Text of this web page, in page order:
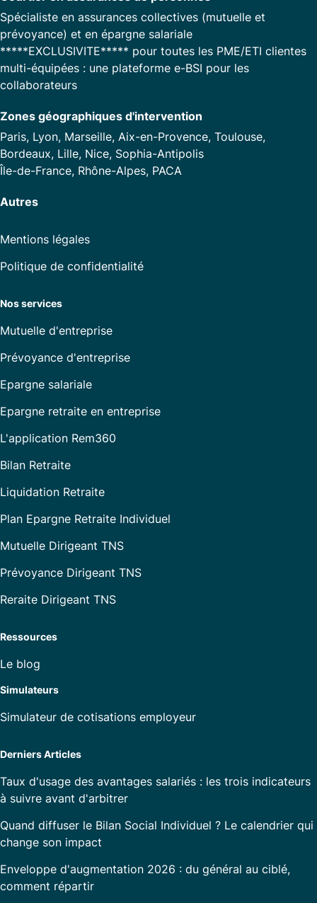
Spécialiste en assurances collectives (mutuelle et
prévoyance) et en épargne salariale
*****EXCLUSIVITE***** pour toutes les PME/ETI clientes
multi-équipées : une plateforme e-BSI pour les
collaborateurs
Zones géographiques d'intervention
Paris, Lyon, Marseille, Aix-en-Provence, Toulouse,
Bordeaux, Lille, Nice, Sophia-Antipolis
Île-de-France, Rhône-Alpes, PACA
Autres
Mentions légales
Politique de confidentialité
Nos services
Mutuelle d'entreprise
Prévoyance d'entreprise
Epargne salariale
Epargne retraite en entreprise
L'application Rem360
Bilan Retraite
Liquidation Retraite
Plan Epargne Retraite Individuel
Mutuelle Dirigeant TNS
Prévoyance Dirigeant TNS
Reraite Dirigeant TNS
Ressources
Le blog
Simulateurs
Simulateur de cotisations employeur
Derniers Articles
Taux d'usage des avantages salariés : les trois indicateurs
à suivre avant d'arbitrer
Quand diffuser le Bilan Social Individuel ? Le calendrier qui
change son impact
Enveloppe d'augmentation 2026 : du général au ciblé,
comment répartir